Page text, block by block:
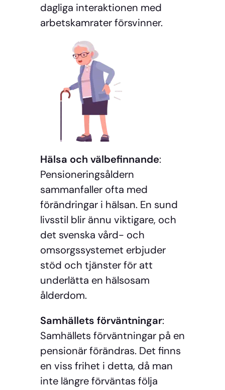
dagliga interaktionen med
arbetskamrater försvinner.
Hälsa och välbefinnande:
Pensioneringsåldern
sammanfaller ofta med
förändringar i hälsan. En sund
livsstil blir ännu viktigare, och
det svenska vård- och
omsorgssystemet erbjuder
stöd och tjänster för att
underlätta en hälsosam
ålderdom.
Samhällets förväntningar:
Samhällets förväntningar på en
pensionär förändras. Det finns
en viss frihet i detta, då man
inte längre förväntas följa